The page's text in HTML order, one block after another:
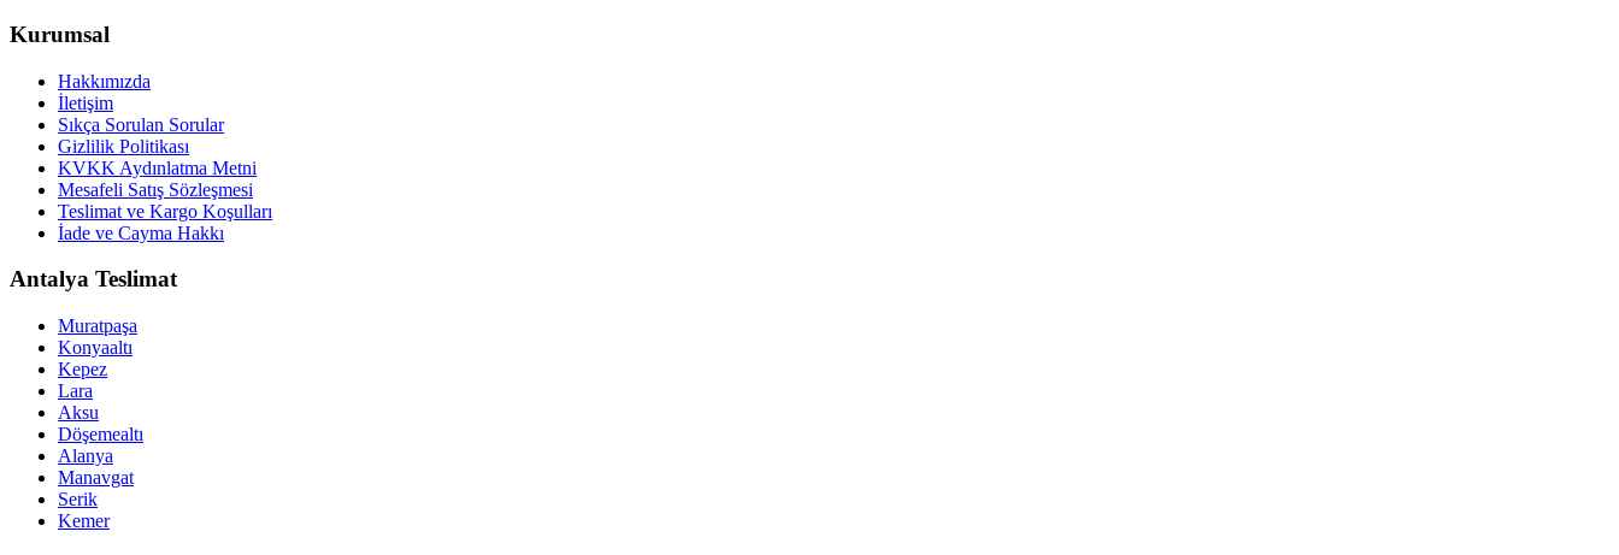
Kurumsal
Hakkımızda
İletişim
Sıkça Sorulan Sorular
Gizlilik Politikası
KVKK Aydınlatma Metni
Mesafeli Satış Sözleşmesi
Teslimat ve Kargo Koşulları
İade ve Cayma Hakkı
Antalya Teslimat
Muratpaşa
Konyaaltı
Kepez
Lara
Aksu
Döşemealtı
Alanya
Manavgat
Serik
Kemer